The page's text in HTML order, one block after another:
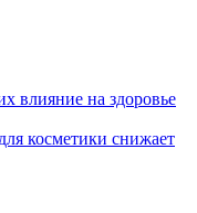
влияние на здоровье
косметики снижает